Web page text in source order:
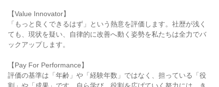
【Value Innovator】
「もっと良くできるはず」という熱意を評価します。社歴が浅く
ても、現状を疑い、自律的に改善へ動く姿勢を私たちは全力でバ
ックアップします。
【Pay For Performance】
評価の基準は「年齢」や「経験年数」ではなく、担っている「役